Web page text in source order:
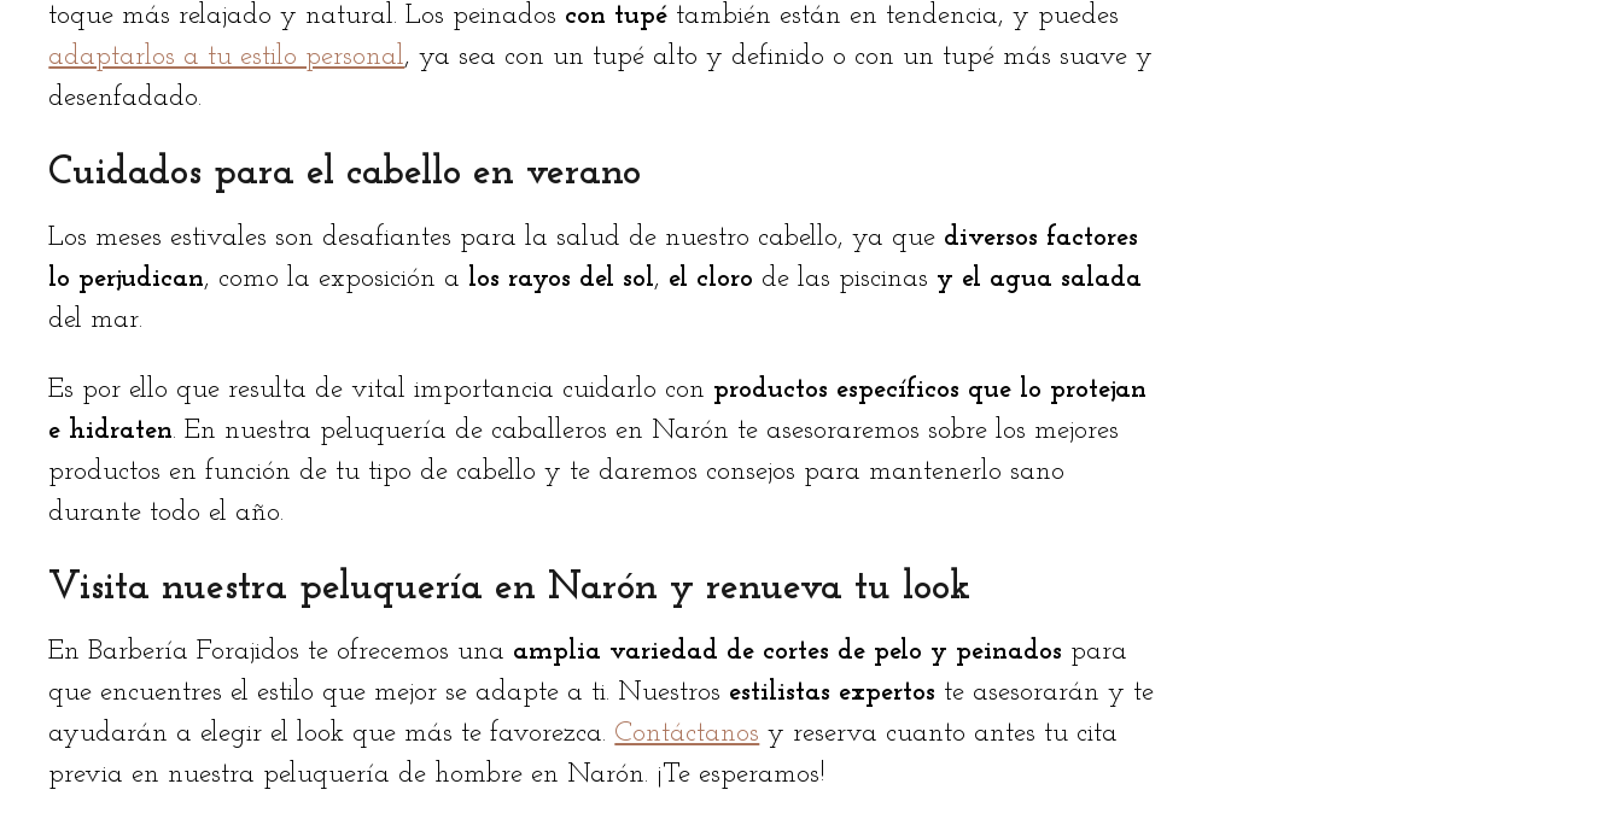
toque más relajado y natural. Los peinados con tupé también están en tendencia, y puedes
adaptarlos a tu estilo personal, ya sea con un tupé alto y definido o con un tupé más suave y
desenfadado.
Cuidados para el cabello en verano
Los meses estivales son desafiantes para la salud de nuestro cabello, ya que diversos factores
lo perjudican, como la exposición a los rayos del sol, el cloro de las piscinas y el agua salada
del mar.
Es por ello que resulta de vital importancia cuidarlo con productos específicos que lo protejan
e hidraten. En nuestra peluquería de caballeros en Narón te asesoraremos sobre los mejores
productos en función de tu tipo de cabello y te daremos consejos para mantenerlo sano
durante todo el año.
Visita nuestra peluquería en Narón y renueva tu look
En Barbería Forajidos te ofrecemos una amplia variedad de cortes de pelo y peinados para
que encuentres el estilo que mejor se adapte a ti. Nuestros estilistas expertos te asesorarán y te
ayudarán a elegir el look que más te favorezca. Contáctanos y reserva cuanto antes tu cita
previa en nuestra peluquería de hombre en Narón. ¡Te esperamos!